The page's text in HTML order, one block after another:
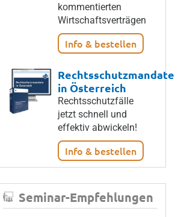
kommentierten
Wirtschaftsverträgen
Info & bestellen
Rechtsschutzmandate
in Österreich
Rechtsschutzfälle
jetzt schnell und
effektiv abwickeln!
Info & bestellen
Seminar-Empfehlungen